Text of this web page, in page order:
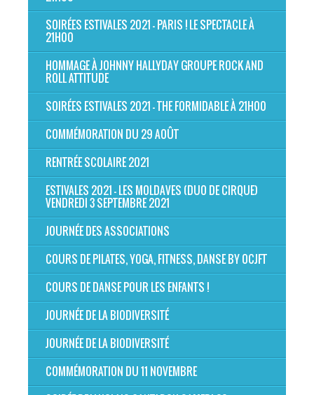
SOIRÉES ESTIVALES 2021 - PARIS ! LE SPECTACLE À
21H00
HOMMAGE À JOHNNY HALLYDAY GROUPE ROCK AND
ROLL ATTITUDE
SOIRÉES ESTIVALES 2021 - THE FORMIDABLE À 21H00
COMMÉMORATION DU 29 AOÛT
RENTRÉE SCOLAIRE 2021
ESTIVALES 2021 - LES MOLDAVES (DUO DE CIRQUE)
VENDREDI 3 SEPTEMBRE 2021
JOURNÉE DES ASSOCIATIONS
COURS DE PILATES, YOGA, FITNESS, DANSE BY OCJFT
COURS DE DANSE POUR LES ENFANTS !
JOURNÉE DE LA BIODIVERSITÉ
JOURNÉE DE LA BIODIVERSITÉ
COMMÉMORATION DU 11 NOVEMBRE